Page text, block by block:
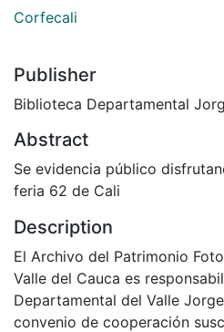
Corfecali
Publisher
Biblioteca Departamental
Abstract
Se evidencia público
feria 62 de Cali
Description
El Archivo del Patrimonio
Valle del Cauca es
Departamental del Valle
convenio de cooperación